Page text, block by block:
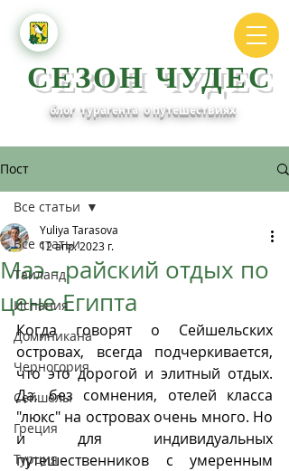
СЕЗОН ЧУДЕС
блог турагента о путешествиях
Пост
Все статьи
Таиланд
Испания
Доминикана
Черногория
Сейшелы
Греция
Турция
Все статьи
Маэ - райский отдых по
цене Египта
Yuliya Tarasova
12 апр. 2023 г.
Когда говорят о Сейшельских
островах, всегда подчеркивается,
что это дорогой и элитный отдых.
Да, без сомнения, отелей класса
"люкс" на островах очень много. Но
и для индивидуальных
путешественников с умеренным